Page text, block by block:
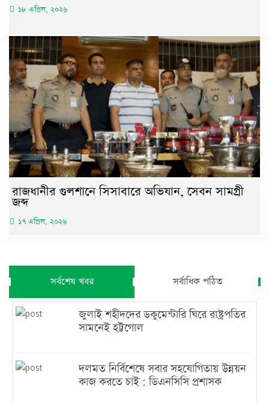
১৮ এপ্রিল, ২০২৬
রাজধানীর গুলশানে সিসাবারে অভিযান, সেবন সামগ্রী
জব্দ
১৭ এপ্রিল, ২০২৬
সর্বশেষ খবর সর্বাধিক পঠিত
জুলাই শহীদদের ডকুমেন্টারি ঘিরে রাষ্ট্রপতির
সামনেই হট্টগোল
দলমত নির্বিশেষে সবার সহযোগিতায় উন্নয়ন
কাজ করতে চাই : ডিএনসিসি প্রশাসক